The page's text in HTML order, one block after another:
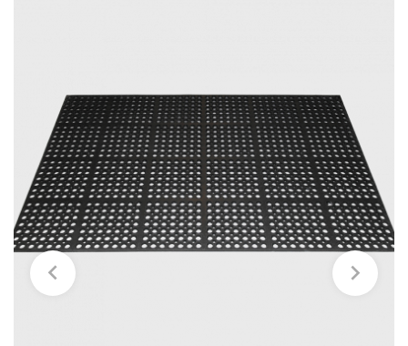
 